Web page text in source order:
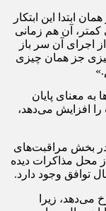
ابتدا این ابتکار
کمتر، آن هم زمانی
اجرای آن سر باز
جز همان چیزی
به معنای پایان
افزایش می‌دهد،
بخش مراقبت‌های
محل مذاکرات دیده
توافق وجود دارد.
زیرا